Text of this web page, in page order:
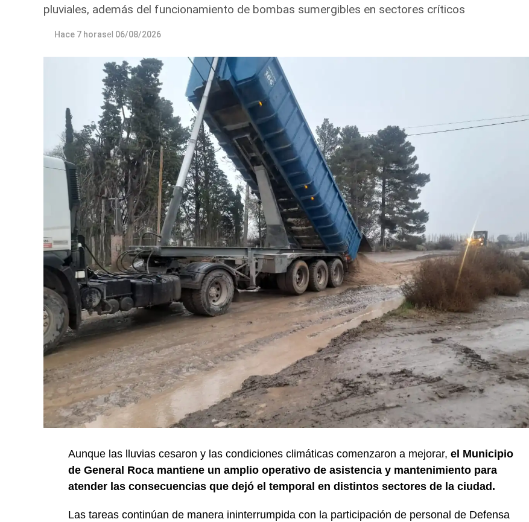
pluviales, además del funcionamiento de bombas sumergibles en sectores críticos
Hace 7 horasel 06/08/2026
Aunque las lluvias cesaron y las condiciones climáticas comenzaron a mejorar, el Municipio
de General Roca mantiene un amplio operativo de asistencia y mantenimiento para
atender las consecuencias que dejó el temporal en distintos sectores de la ciudad.
Las tareas continúan de manera ininterrumpida con la participación de personal de Defensa